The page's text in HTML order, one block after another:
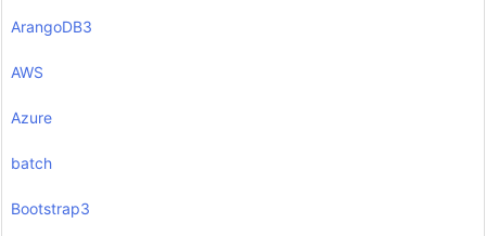
ArangoDB3
AWS
Azure
batch
Bootstrap3